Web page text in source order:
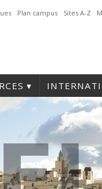
Plan campus Sites A-Z